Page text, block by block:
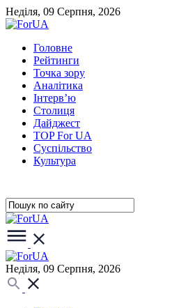
Неділя, 09 Серпня, 2026
Головне
Рейтинги
Точка зору
Аналітика
Інтерв’ю
Столиця
Дайджест
TOP For UA
Суспiльство
Культура
Неділя, 09 Серпня, 2026